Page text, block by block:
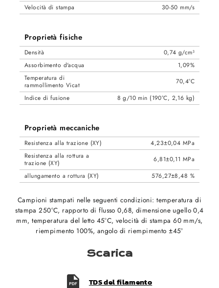
Velocità di stampa
30-50 mm/s
Proprietà fisiche
Densità
0,74 g/cm³
Assorbimento d'acqua
1,09%
Temperatura di
rammollimento Vicat
70,4°C
Indice di fusione
8 g/10 min (190°C, 2,16 kg)
Proprietà meccaniche
Resistenza alla trazione (XY)
4,23±0,04 MPa
Resistenza alla rottura a
trazione (XY)
6,81±0,11 MPa
allungamento a rottura (XY)
576,27±8,48 %
Campioni stampati nelle seguenti condizioni: temperatura di
stampa 250°C, rapporto di flusso 0,68, dimensione ugello 0,4
mm, temperatura del letto 45°C, velocità di stampa 60 mm/s,
riempimento 100%, angolo di riempimento ±45°
Scarica
TDS del filamento